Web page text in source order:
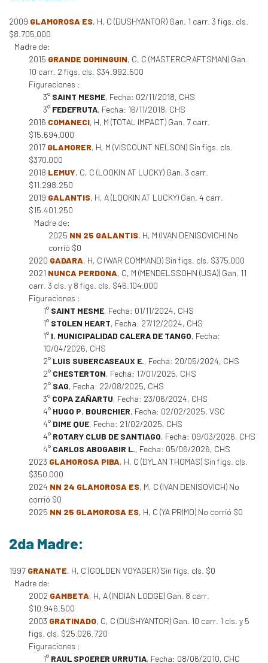
2009 GLAMOROSA ES, H, C (DUSHYANTOR) Gan. 1 carr. 3 figs. cls.
$8.705.000
Madre de:
2015 GRANDE DOMINGUIN, C, C (MASTERCRAFTSMAN) Gan.
10 carr. 2 figs. cls. $34.992.500
Figuraciones :
3° SAINT MESME, Fecha: 02/11/2018, CHS
3° FEDEFRUTA, Fecha: 16/11/2018, CHS
2016 COMANECI, H, M (TOTAL IMPACT) Gan. 7 carr.
$15.694.000
2017 GLAMORER, H, M (VISCOUNT NELSON) Sin figs. cls.
$370.000
2018 LEMUY, C, C (LOOKIN AT LUCKY) Gan. 3 carr.
$11.298.250
2019 GALANTIS, H, A (LOOKIN AT LUCKY) Gan. 4 carr.
$15.401.250
Madre de:
2025 NN 25 GALANTIS, H, M (IVAN DENISOVICH) No
corrió $0
2020 GADARA, H, C (WAR COMMAND) Sin figs. cls. $375.000
2021 NUNCA PERDONA, C, M (MENDELSSOHN (USA)) Gan. 11
carr. 3 cls. y 8 figs. cls. $46.104.000
Figuraciones :
1° SAINT MESME, Fecha: 01/11/2024, CHS
1° STOLEN HEART, Fecha: 27/12/2024, CHS
1° I. MUNICIPALIDAD CALERA DE TANGO, Fecha:
10/04/2026, CHS
2° LUIS SUBERCASEAUX E., Fecha: 20/05/2024, CHS
2° CHESTERTON, Fecha: 17/01/2025, CHS
2° SAG, Fecha: 22/08/2025, CHS
3° COPA ZAÑARTU, Fecha: 23/06/2024, CHS
4° HUGO P. BOURCHIER, Fecha: 02/02/2025, VSC
4° DIME QUE, Fecha: 21/02/2025, CHS
4° ROTARY CLUB DE SANTIAGO, Fecha: 09/03/2026, CHS
4° CARLOS ABOGABIR L., Fecha: 05/06/2026, CHS
2023 GLAMOROSA PIBA, H, C (DYLAN THOMAS) Sin figs. cls.
$350.000
2024 NN 24 GLAMOROSA ES, M, C (IVAN DENISOVICH) No
corrió $0
2025 NN 25 GLAMOROSA ES, H, C (YA PRIMO) No corrió $0
2da Madre:
1997 GRANATE, H, C (GOLDEN VOYAGER) Sin figs. cls. $0
Madre de:
2002 GAMBETA, H, A (INDIAN LODGE) Gan. 8 carr.
$10.946.500
2003 GRATINADO, C, C (DUSHYANTOR) Gan. 10 carr. 1 cls. y 5
figs. cls. $25.026.720
Figuraciones :
1° RAUL SPOERER URRUTIA, Fecha: 08/06/2010, CHC